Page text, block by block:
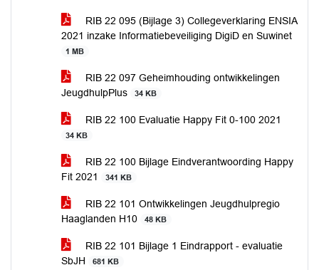
RIB 22 095 (Bijlage 3) Collegeverklaring ENSIA
2021 inzake Informatiebeveiliging DigiD en Suwinet
1 MB
RIB 22 097 Geheimhouding ontwikkelingen
JeugdhulpPlus
34 KB
RIB 22 100 Evaluatie Happy Fit 0-100 2021
34 KB
RIB 22 100 Bijlage Eindverantwoording Happy
Fit 2021
341 KB
RIB 22 101 Ontwikkelingen Jeugdhulpregio
Haaglanden H10
48 KB
RIB 22 101 Bijlage 1 Eindrapport - evaluatie
SbJH
681 KB